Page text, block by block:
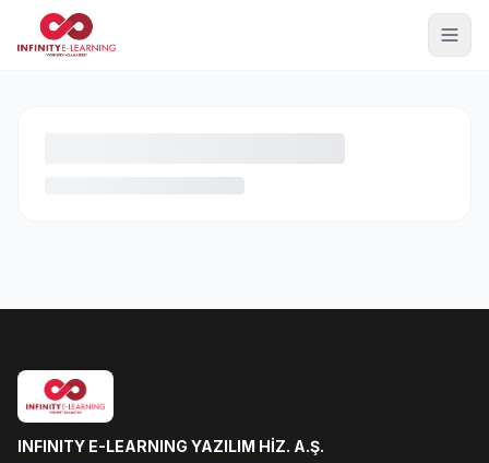
INFINITY E-LEARNING YAZILIM HİZ. A.Ş.